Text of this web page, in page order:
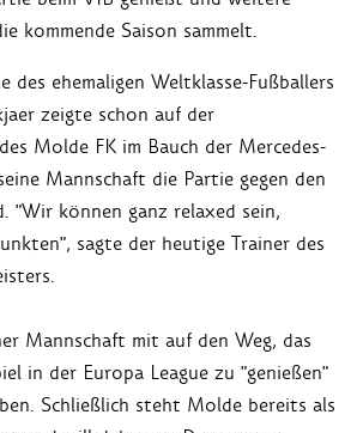
kommende Saison sammelt.
des ehemaligen Weltklasse-Fußballers
zeigte schon auf der
Molde FK im Bauch der Mercedes-
Mannschaft die Partie gegen den
"Wir können ganz relaxed sein,
sagte der heutige Trainer des
Mannschaft mit auf den Weg, das
in der Europa League zu "genießen"
Schließlich steht Molde bereits als